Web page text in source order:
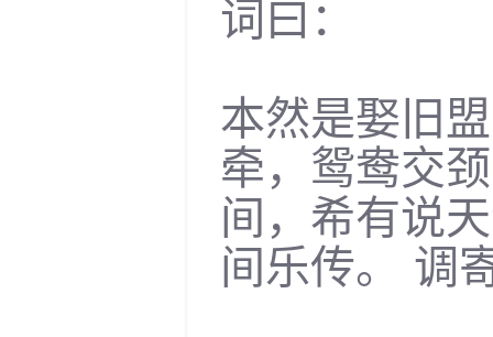
词曰：
本然是娶旧
牵，鸳鸯交
间，希有说
间乐传。 调